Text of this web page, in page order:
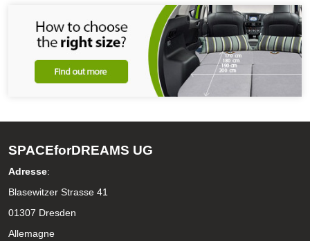
SPACEforDREAMS UG
Adresse:
Blasewitzer Strasse 41
01307 Dresden
Allemagne